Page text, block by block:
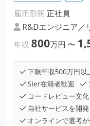
雇用形態 正社員
R&Dエンジニア／
年収 800万円 〜
下限年収500万円以
SIer在籍者歓迎
コードレビュー文化
自社サービスを開発
オンラインで選考